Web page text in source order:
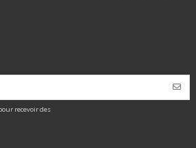
recevoir des